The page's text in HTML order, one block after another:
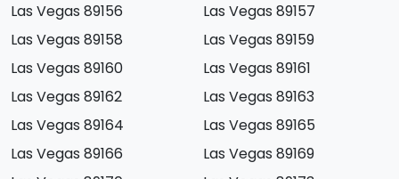
Las Vegas 89156
Las Vegas 89157
Las Vegas 89158
Las Vegas 89159
Las Vegas 89160
Las Vegas 89161
Las Vegas 89162
Las Vegas 89163
Las Vegas 89164
Las Vegas 89165
Las Vegas 89166
Las Vegas 89169